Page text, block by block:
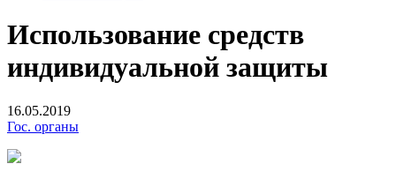
Использование средств
индивидуальной защиты
16.05.2019
Гос. органы